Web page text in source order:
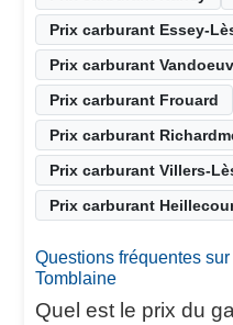
Prix carburant Essey-
Prix carburant
Prix carburant Frouard
Prix carburant
Prix carburant Villers-
Prix carburant
Questions fréquentes
Tomblaine
Quel est le prix du